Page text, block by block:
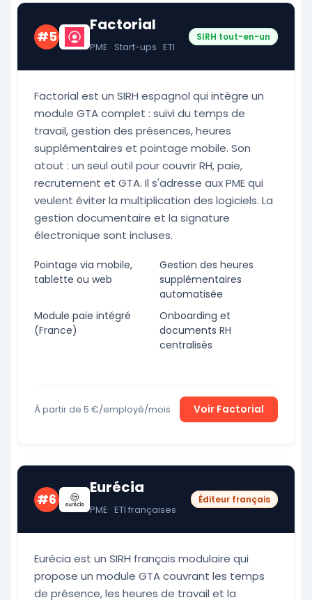
#5
Factorial
PME · Start-ups · ETI
SIRH tout-en-un
Factorial est un SIRH espagnol qui intègre un
module GTA complet : suivi du temps de
travail, gestion des présences, heures
supplémentaires et pointage mobile. Son
atout : un seul outil pour couvrir RH, paie,
recrutement et GTA. Il s'adresse aux PME qui
veulent éviter la multiplication des logiciels. La
gestion documentaire et la signature
électronique sont incluses.
Pointage via mobile,
tablette ou web
Gestion des heures
supplémentaires
automatisée
Module paie intégré
(France)
Onboarding et
documents RH
centralisés
À partir de 5 €/employé/mois Voir Factorial
#6
Eurécia
PME · ETI françaises
Éditeur français
Eurécia est un SIRH français modulaire qui
propose un module GTA couvrant les temps
de présence, les heures de travail et la